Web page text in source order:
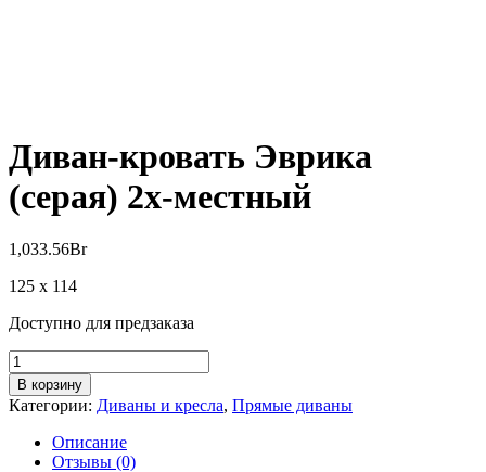
Диван-кровать Эврика
(серая) 2х-местный
1,033.56Br
125 х 114
Доступно для предзаказа
Количество
товара
Диван-
кровать
Эврика
(серая)
В корзину
Категории: Диваны и кресла, Прямые диваны
Описание
Отзывы (0)